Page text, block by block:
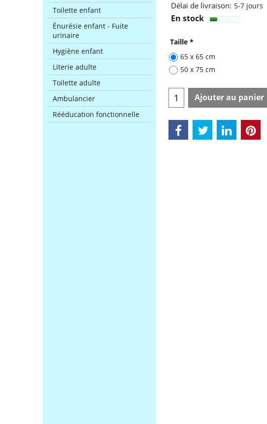
Toilette enfant
Énurésie enfant - Fuite
urinaire
Hygiène enfant
Literie adulte
Toilette adulte
Ambulancier
Rééducation fonctionnelle
Délai de livraison: 5-7 jours
En stock
Taille *
65 x 65 cm
50 x 75 cm
Ajouter au panier